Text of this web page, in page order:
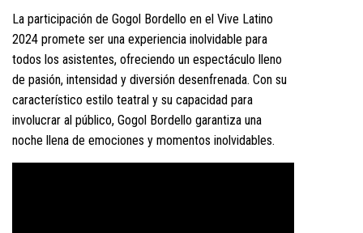
La participación de Gogol Bordello en el Vive Latino
2024 promete ser una experiencia inolvidable para
todos los asistentes, ofreciendo un espectáculo lleno
de pasión, intensidad y diversión desenfrenada. Con su
característico estilo teatral y su capacidad para
involucrar al público, Gogol Bordello garantiza una
noche llena de emociones y momentos inolvidables.